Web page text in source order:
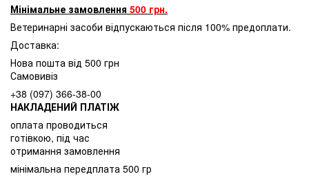
Мінімальне замовлення 500 грн.
Ветеринарні засоби відпускаються після 100% предоплати.
Доставка:
Нова пошта від 500 грн
Самовивіз
+38 (097) 366-38-00
НАКЛАДЕНИЙ ПЛАТІЖ
оплата проводиться
готівкою, під час
отримання замовлення
мінімальна передплата 500 гр